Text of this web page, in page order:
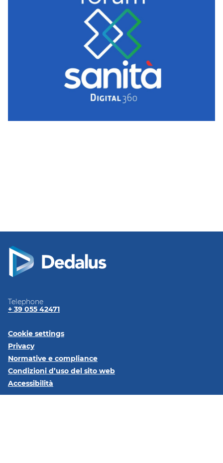
Telephone
+ 39 055 42471
Cookie settings
Privacy
Normative e compliance
Condizioni d’uso del sito web
Accessibilità